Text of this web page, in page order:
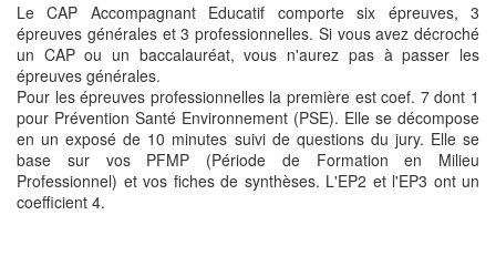
Le CAP Accompagnant Educatif comporte six épreuves, 3
épreuves générales et 3 professionnelles. Si vous avez décroché
un CAP ou un baccalauréat, vous n'aurez pas à passer les
épreuves générales.
Pour les épreuves professionnelles la première est coef. 7 dont 1
pour Prévention Santé Environnement (PSE). Elle se décompose
en un exposé de 10 minutes suivi de questions du jury. Elle se
base sur vos PFMP (Période de Formation en Milieu
Professionnel) et vos fiches de synthèses. L'EP2 et l'EP3 ont un
coefficient 4.